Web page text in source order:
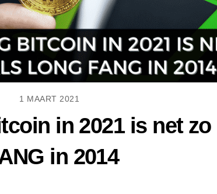
1 MAART 2021
in 2021 is net zo
in 2014